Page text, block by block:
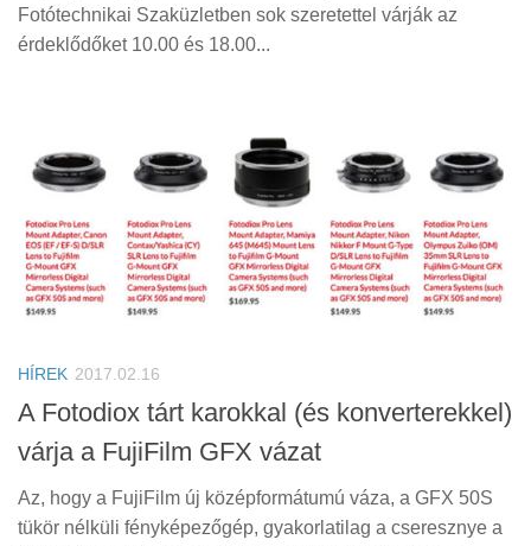
Fotótechnikai Szaküzletben sok szeretettel várják az
érdeklődőket 10.00 és 18.00...
HÍREK 2017.02.16
A Fotodiox tárt karokkal (és konverterekkel)
várja a FujiFilm GFX vázat
Az, hogy a FujiFilm új középformátumú váza, a GFX 50S
tükör nélküli fényképezőgép, gyakorlatilag a cseresznye a